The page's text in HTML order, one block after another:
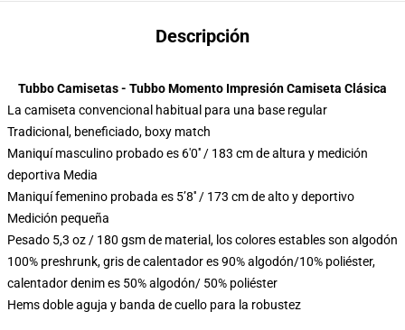
Descripción
Tubbo Camisetas - Tubbo Momento Impresión Camiseta Clásica
La camiseta convencional habitual para una base regular
Tradicional, beneficiado, boxy match
Maniquí masculino probado es 6'0′′ / 183 cm de altura y medición
deportiva Media
Maniquí femenino probada es 5’8′′ / 173 cm de alto y deportivo
Medición pequeña
Pesado 5,3 oz / 180 gsm de material, los colores estables son algodón
100% preshrunk, gris de calentador es 90% algodón/10% poliéster,
calentador denim es 50% algodón/ 50% poliéster
Hems doble aguja y banda de cuello para la robustez